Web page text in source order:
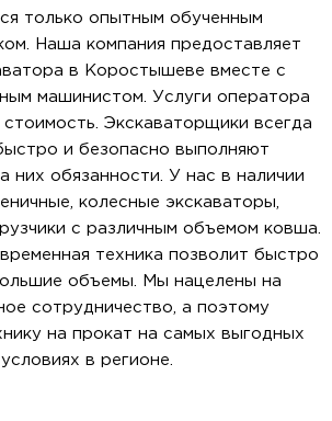
только опытным обученным
Наша компания предоставляет
в Коростышеве вместе с
машинистом. Услуги оператора
Экскаваторщики всегда
и безопасно выполняют
них обязанности. У нас в наличии
колесные экскаваторы,
с различным объемом ковша.
техника позволит быстро
объемы. Мы нацелены на
сотрудничество, а поэтому
на прокат на самых выгодных
условиях в регионе.